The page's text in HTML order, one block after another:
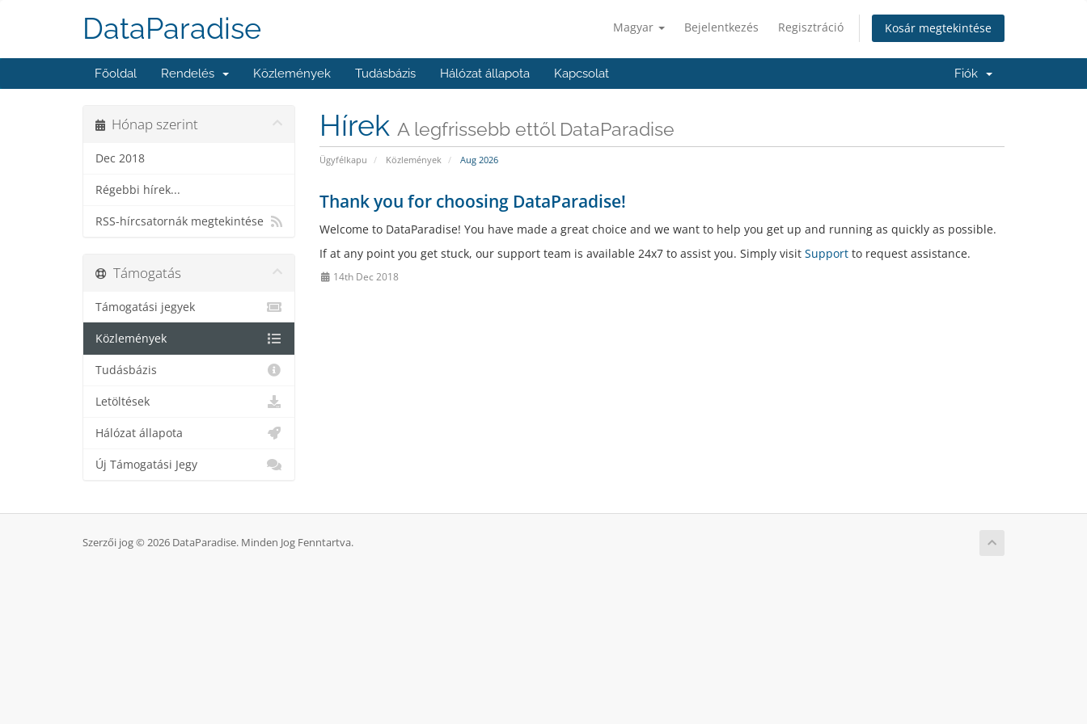
Magyar Bejelentkezés Regisztráció Kosár megtekintése
DataParadise
Főoldal Rendelés Közlemények Tudásbázis Hálózat állapota Kapcsolat Fiók
Hírek A legfrissebb ettől DataParadise
Ügyfélkapu Közlemények Aug 2026
Hónap szerint
Dec 2018
Régebbi hírek...
RSS-hírcsatornák megtekintése
Thank you for choosing DataParadise!
Welcome to DataParadise! You have made a great choice and we want to help you get up and running as quickly as possible.
If at any point you get stuck, our support team is available 24x7 to assist you. Simply visit Supportto request assistance.
14th Dec 2018
Támogatás
Támogatási jegyek
Közlemények
Tudásbázis
Letöltések
Hálózat állapota
Új Támogatási Jegy
Szerzői jog © 2026 DataParadise. Minden Jog Fenntartva.